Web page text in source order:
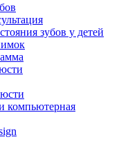
зубов у детей
компьютерная